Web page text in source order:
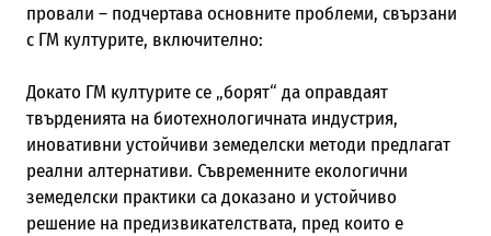
провали – подчертава основните проблеми, свързани
с ГМ културите, включително:
Докато ГМ културите се „борят“ да оправдаят
твърденията на биотехнологичната индустрия,
иновативни устойчиви земеделски методи предлагат
реални алтернативи. Съвременните екологични
земеделски практики са доказано и устойчиво
решение на предизвикателствата, пред които е